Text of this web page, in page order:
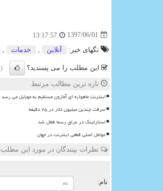
1397/06/01
13:17:57
تگهای خبر: آنلاین خدمات
این مطلب را می پسندید؟ (1)
تازه ترین مطالب مرتبط
اینترنت ماهواره ای آمازون مستقیم به موبایل می رسد
سرقت چندین میلیون دلار در ۲۵ دقیقه
استارلینک در عراق رسما فعال شد
عوامل اصلی قطعی اینترنت در جهان
نظرات بینندگان در مورد این مطلب
نام: